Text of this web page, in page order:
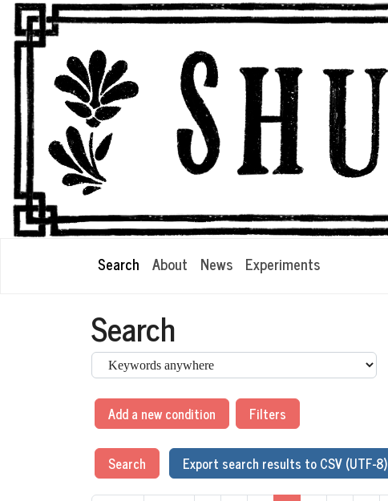
Search About News Experiments
Search
Add a new condition Filters
Search Export search results to CSV (UTF-8)